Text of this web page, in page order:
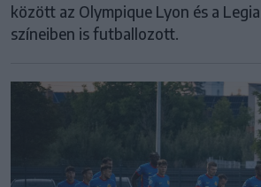
között az Olympique Lyon és a
színeiben is futballozott.